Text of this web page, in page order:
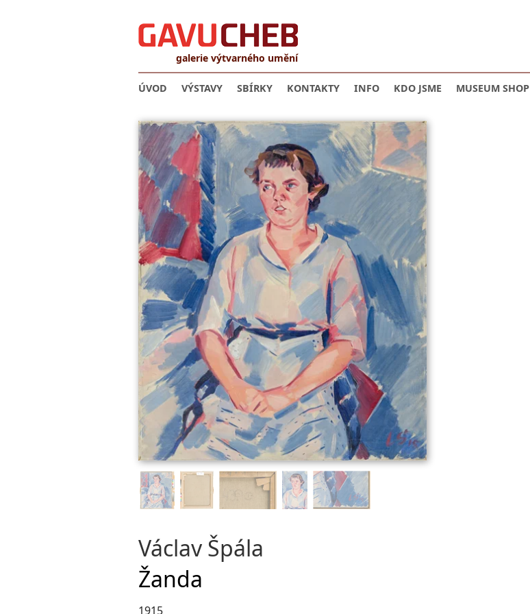
galerie výtvarného umění
ÚVOD VÝSTAVY SBÍRKY KONTAKTY INFO KDO JSME MUSEUM SHOP
Václav Špála
Žanda
1915